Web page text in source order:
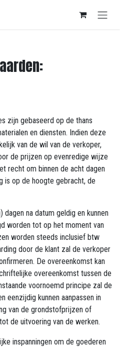
zijn gebaseerd op de thans
en diensten. Indien deze
van de wil van de verkoper,
de prijzen op evenredige wijze
recht om binnen de acht dagen
is op de hoogte gebracht, de
na datum geldig en kunnen
worden tot op het moment van
worden steeds inclusief btw
door de klant zal de verkoper
De overeenkomst kan
overeenkomst tussen de
voornoemd principe zal de
eenzijdig kunnen aanpassen in
van de grondstofprijzen of
de uitvoering van de werken.
inspanningen om de goederen